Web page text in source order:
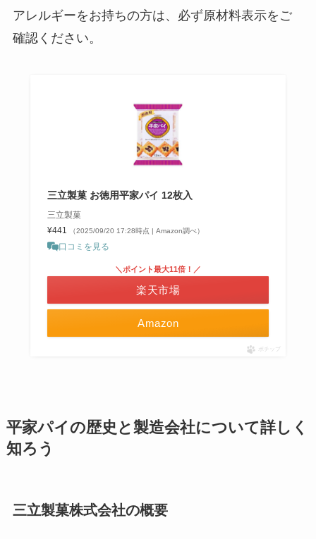
アレルギーをお持ちの方は、必ず原材料表示をご
確認ください。
三立製菓 お徳用平家パイ 12枚入
三立製菓
¥441
（2025/09/20 17:28時点 | Amazon調べ）
口コミを見る
Amazon
＼ポイント最大11倍！／
楽天市場
ポチップ
平家パイの歴史と製造会社について詳しく
知ろう
三立製菓株式会社の概要